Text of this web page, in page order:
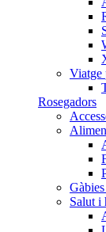
Viatge
Rosegadors
Salut i